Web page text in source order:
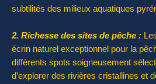
subtilités des milieux aquatiques
2. Richesse des sites de pêche :
écrin naturel exceptionnel pour la
différents spots soigneusement
d’explorer des rivières cristallines et